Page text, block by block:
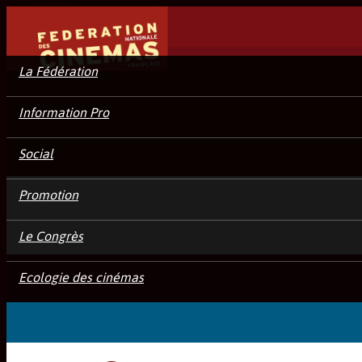
La Fédération
Information Pro
Social
Promotion
Le Congrès
Ecologie des cinémas
Connexion Accès Pro